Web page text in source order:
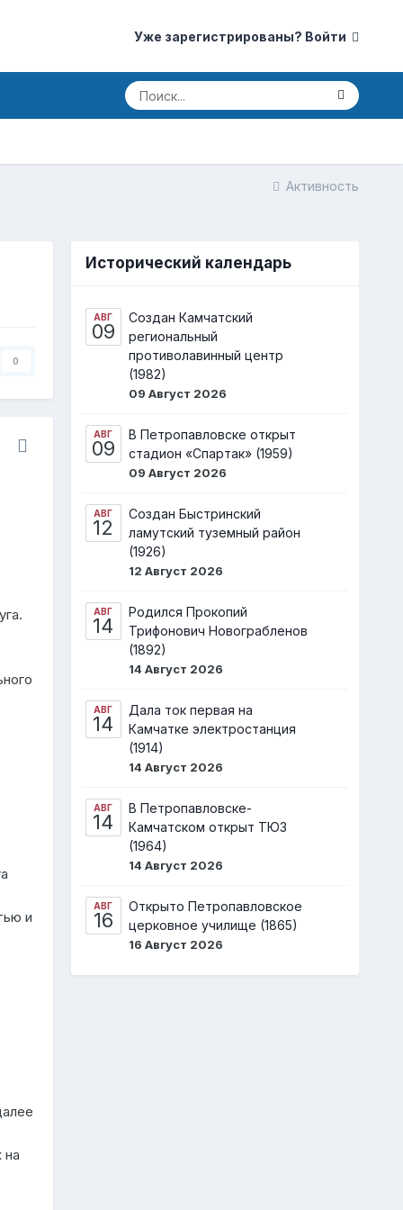
Уже зарегистрированы? Войти
Активность
0
и
на
Исторический календарь
АВГ
09
Создан Камчатский
региональный
противолавинный центр
(1982)
09 Август 2026
АВГ
09
В Петропавловске открыт
стадион «Спартак» (1959)
09 Август 2026
АВГ
12
Создан Быстринский
ламутский туземный район
(1926)
12 Август 2026
АВГ
14
Родился Прокопий
Трифонович Новограбленов
(1892)
14 Август 2026
АВГ
14
Дала ток первая на
Камчатке электростанция
(1914)
14 Август 2026
АВГ
14
В Петропавловске-
Камчатском открыт ТЮЗ
(1964)
14 Август 2026
АВГ
16
Открыто Петропавловское
церковное училище (1865)
16 Август 2026